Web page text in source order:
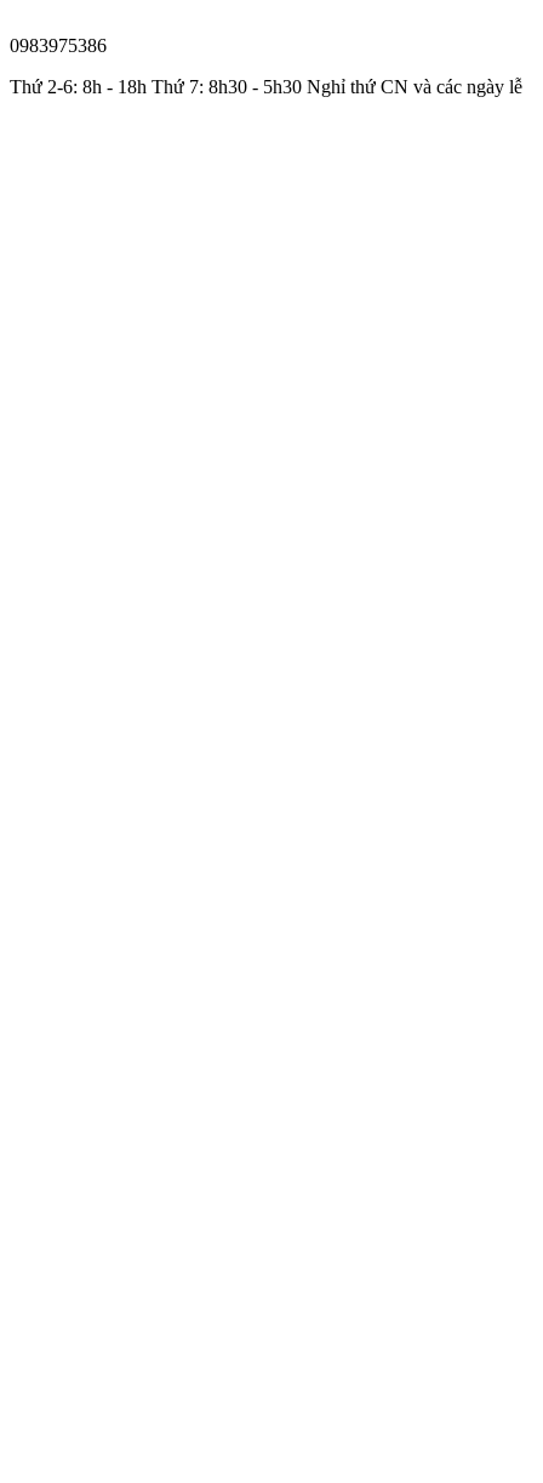
0983975386
Thứ 2-6: 8h - 18h Thứ 7: 8h30 - 5h30 Nghỉ thứ CN và các ngày lễ